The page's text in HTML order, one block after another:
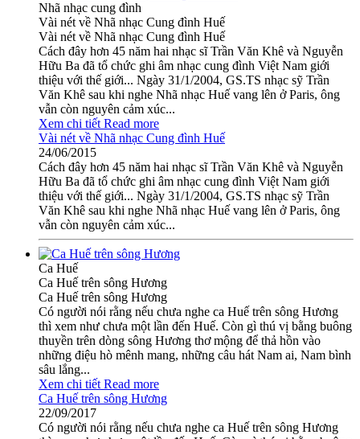
Nhã nhạc cung đình
Vài nét về Nhã nhạc Cung đình Huế
Vài nét về Nhã nhạc Cung đình Huế
Cách đây hơn 45 năm hai nhạc sĩ Trần Văn Khê và Nguyễn
Hữu Ba đã tổ chức ghi âm nhạc cung đình Việt Nam giới
thiệu với thế giới... Ngày 31/1/2004, GS.TS nhạc sỹ Trần
Văn Khê sau khi nghe Nhã nhạc Huế vang lên ở Paris, ông
vẫn còn nguyên cảm xúc...
Xem chi tiết Read more
Vài nét về Nhã nhạc Cung đình Huế
24/06/2015
Cách đây hơn 45 năm hai nhạc sĩ Trần Văn Khê và Nguyễn
Hữu Ba đã tổ chức ghi âm nhạc cung đình Việt Nam giới
thiệu với thế giới... Ngày 31/1/2004, GS.TS nhạc sỹ Trần
Văn Khê sau khi nghe Nhã nhạc Huế vang lên ở Paris, ông
vẫn còn nguyên cảm xúc...
Ca Huế
Ca Huế trên sông Hương
Ca Huế trên sông Hương
Có người nói rằng nếu chưa nghe ca Huế trên sông Hương
thì xem như chưa một lần đến Huế. Còn gì thú vị bằng buông
thuyền trên dòng sông Hương thơ mộng để thả hồn vào
những điệu hò mênh mang, những câu hát Nam ai, Nam bình
sâu lắng...
Xem chi tiết Read more
Ca Huế trên sông Hương
22/09/2017
Có người nói rằng nếu chưa nghe ca Huế trên sông Hương